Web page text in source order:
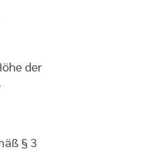
der
§ 3